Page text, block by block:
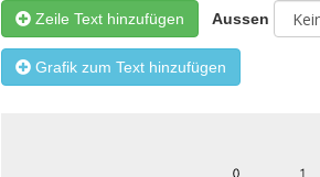
Zeile Text hinzufügen Aussen
Grafik zum Text hinzufügen